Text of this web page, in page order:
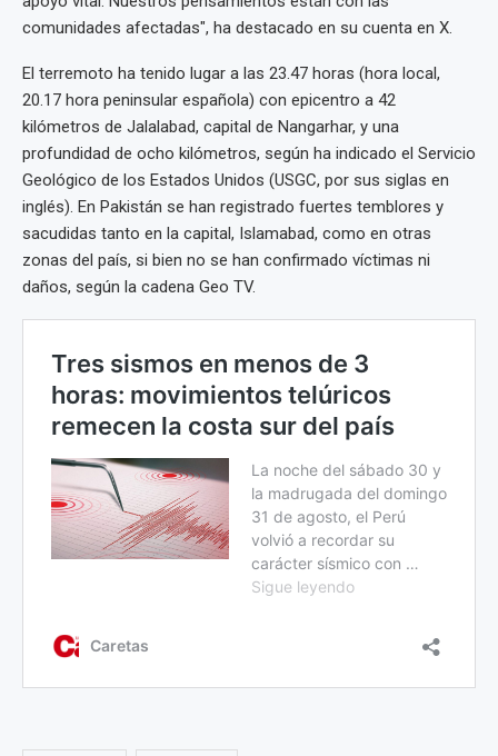
comunidades afectadas", ha destacado en su cuenta en X.
El terremoto ha tenido lugar a las 23.47 horas (hora local,
20.17 hora peninsular española) con epicentro a 42
kilómetros de Jalalabad, capital de Nangarhar, y una
profundidad de ocho kilómetros, según ha indicado el Servicio
Geológico de los Estados Unidos (USGC, por sus siglas en
inglés). En Pakistán se han registrado fuertes temblores y
sacudidas tanto en la capital, Islamabad, como en otras
zonas del país, si bien no se han confirmado víctimas ni
daños, según la cadena Geo TV.